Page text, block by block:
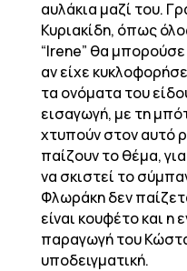
αυλάκια μαζί του.
Κυριακίδη, όπως
“Irene” θα μπορούσε
αν είχε
τα ονόματα του
εισαγωγή, με τη
χτυπούν στον αυτό
παίζουν το θέμα,
να σκιστεί το
Φλωράκη δεν
είναι κουφέτο και
παραγωγή του
υποδειγματική.